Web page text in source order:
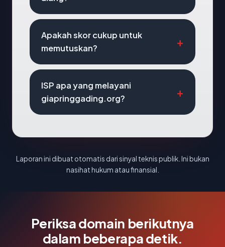
Apakah skor cukup untuk
memutuskan?
ISP apa yang melayani
giapringgading.org?
Laporan ini dibuat otomatis dari sinyal teknis publik. Ini bukan
nasihat hukum atau finansial.
Periksa domain berikutnya
dalam beberapa detik.